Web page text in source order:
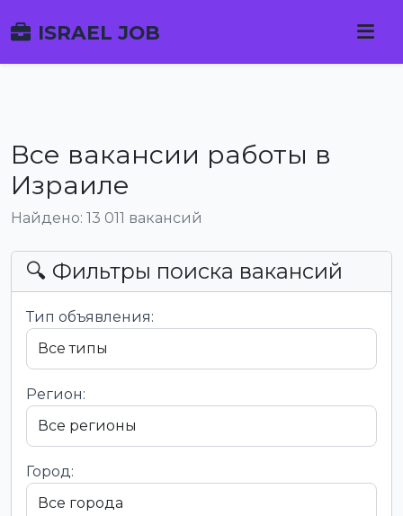
ISRAEL JOB
Все вакансии работы в
Израиле
Найдено: 13 011 вакансий
🔍 Фильтры поиска вакансий
Тип объявления:
Регион:
Город: